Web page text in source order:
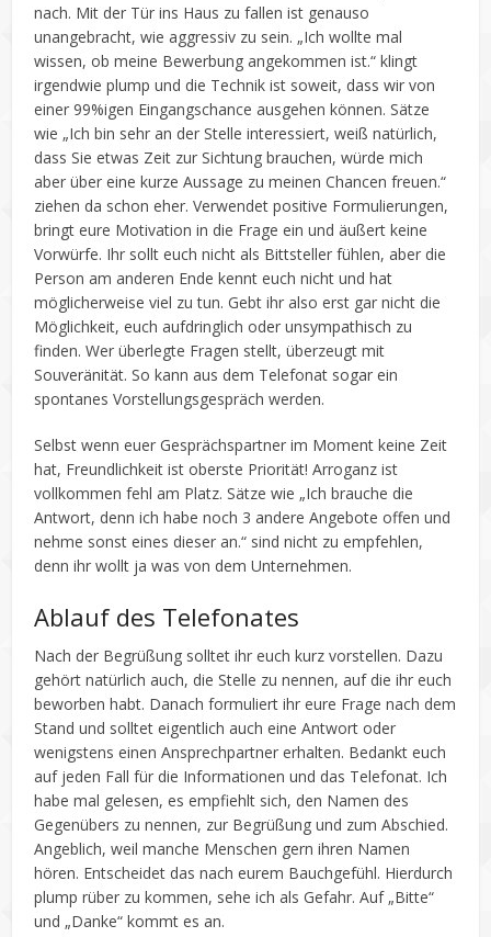
nach. Mit der Tür ins Haus zu fallen ist genauso
unangebracht, wie aggressiv zu sein. „Ich wollte mal
wissen, ob meine Bewerbung angekommen ist.“ klingt
irgendwie plump und die Technik ist soweit, dass wir von
einer 99%igen Eingangschance ausgehen können. Sätze
wie „Ich bin sehr an der Stelle interessiert, weiß natürlich,
dass Sie etwas Zeit zur Sichtung brauchen, würde mich
aber über eine kurze Aussage zu meinen Chancen freuen.“
ziehen da schon eher. Verwendet positive Formulierungen,
bringt eure Motivation in die Frage ein und äußert keine
Vorwürfe. Ihr sollt euch nicht als Bittsteller fühlen, aber die
Person am anderen Ende kennt euch nicht und hat
möglicherweise viel zu tun. Gebt ihr also erst gar nicht die
Möglichkeit, euch aufdringlich oder unsympathisch zu
finden. Wer überlegte Fragen stellt, überzeugt mit
Souveränität. So kann aus dem Telefonat sogar ein
spontanes Vorstellungsgespräch werden.
Selbst wenn euer Gesprächspartner im Moment keine Zeit
hat, Freundlichkeit ist oberste Priorität! Arroganz ist
vollkommen fehl am Platz. Sätze wie „Ich brauche die
Antwort, denn ich habe noch 3 andere Angebote offen und
nehme sonst eines dieser an.“ sind nicht zu empfehlen,
denn ihr wollt ja was von dem Unternehmen.
Ablauf des Telefonates
Nach der Begrüßung solltet ihr euch kurz vorstellen. Dazu
gehört natürlich auch, die Stelle zu nennen, auf die ihr euch
beworben habt. Danach formuliert ihr eure Frage nach dem
Stand und solltet eigentlich auch eine Antwort oder
wenigstens einen Ansprechpartner erhalten. Bedankt euch
auf jeden Fall für die Informationen und das Telefonat. Ich
habe mal gelesen, es empfiehlt sich, den Namen des
Gegenübers zu nennen, zur Begrüßung und zum Abschied.
Angeblich, weil manche Menschen gern ihren Namen
hören. Entscheidet das nach eurem Bauchgefühl. Hierdurch
plump rüber zu kommen, sehe ich als Gefahr. Auf „Bitte“
und „Danke“ kommt es an.